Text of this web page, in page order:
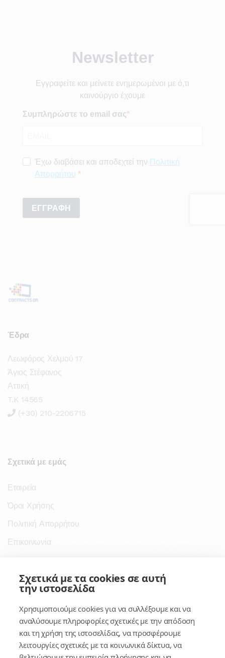
Έδρα
Λεωφόρος Χελμού 17
Άγιος Στέφανος
Αττική
T.K 14565
(+30) 210-2206715
Σχετικά με εμάς
Εταιρεία
Όροι Χρήσης
Πολιτική Απορρήτου
Επικοινωνία
Σύνδεσμοι
Κέντρο Γνώσης
Πλατφόρμα
Εγγραφή
Σχετικά με τα cookies σε αυτή
την ιστοσελίδα
Χρησιμοποιούμε cookies για να συλλέξουμε και να
αναλύσουμε πληροφορίες σχετικές με την απόδοση
και τη χρήση της ιστοσελίδας, να προσφέρουμε
λειτουργίες σχετικές με τα κοινωνικά δίκτυα, να